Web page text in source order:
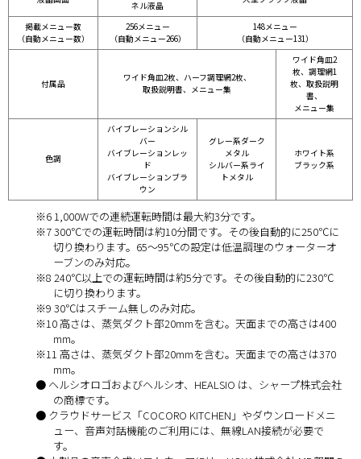
ネル液晶
掲載メニュー数
（自動メニュー数）
256メニュー
（自動メニュー266）
148メニュー
（自動メニュー131）
付属品
ワイド角皿2枚、ハーフ調理網2枚、
取扱説明書、メニュー集
ワイド角皿2
枚、調理網1
枚、取扱説明
書、
メニュー集
色調
バイブレーションシル
バー
バイブレーションレッ
ド
バイブレーションブラ
ウン
グレー系ダーク
メタル
シルバー系ライ
トメタル
ホワイト系
ブラック系
※6 1,000Wでの連続運転時間は最大約3分です。
※7 300℃での運転時間は約10分間です。その後自動的に250℃に
切り換わります。65～95℃の設定は低温調理のウォーターオ
ーブンのみ対応。
※8 240℃以上での運転時間は約5分です。その後自動的に230℃
に切り換わります。
※9 30℃はスチーム無しのみ対応。
※10 高さは、蒸気ダクト部20mmを含む。天面までの高さは400
mm。
※11 高さは、蒸気ダクト部20mmを含む。天面までの高さは370
mm。
● ヘルシオロゴおよびヘルシオ、HEALSIO は、シャープ株式会社
の商標です。
● クラウドサービス「COCORO KITCHEN」やダウンロードメニ
ュー、音声対話機能のご利用には、無線LAN接続が必要で
す。